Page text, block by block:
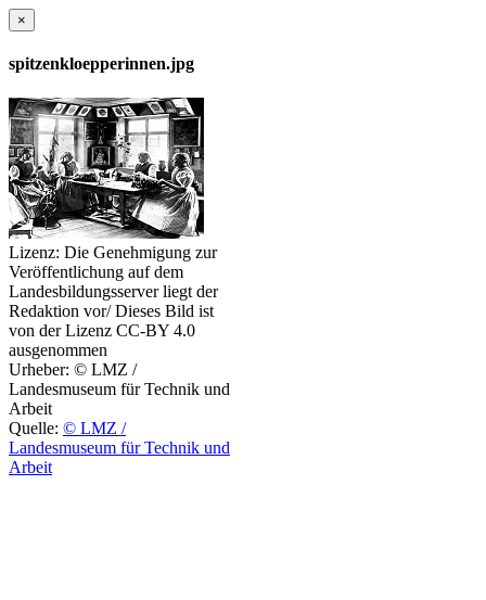
×
spitzenkloepperinnen.jpg
Lizenz: Die Genehmigung zur
Veröffentlichung auf dem
Landesbildungsserver liegt der
Redaktion vor/ Dieses Bild ist
von der Lizenz CC-BY 4.0
ausgenommen
Urheber: © LMZ /
Landesmuseum für Technik und
Arbeit
Quelle: © LMZ /
Landesmuseum für Technik und
Arbeit